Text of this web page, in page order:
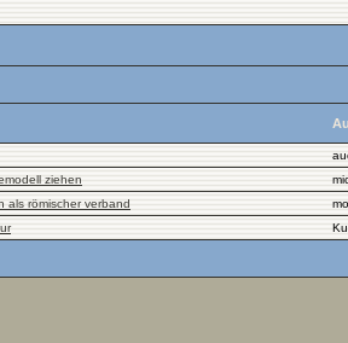
ziehen
als römischer verband